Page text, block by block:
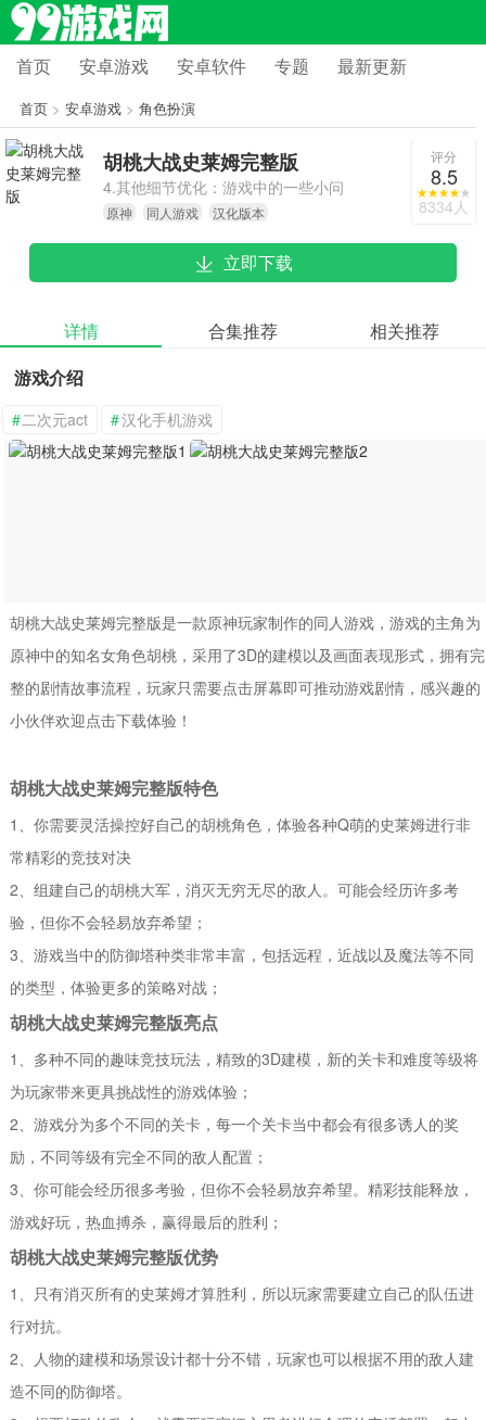
首页 安卓游戏 安卓软件 专题 最新更新
首页> 安卓游戏> 角色扮演
胡桃大战史莱姆完整版
4.其他细节优化：游戏中的一些小问
题和漏洞将被修复，并进行一些细节
优化，以提高游戏的整体品质。
原神 同人游戏 汉化版本
评分
8.5
8334人
立即下载
详情 合集推荐
相关推荐
游戏介绍
#二次元act #汉化手机游戏
胡桃大战史莱姆完整版是一款原神玩家制作的同人游戏，游戏的主角为
原神中的知名女角色胡桃，采用了3D的建模以及画面表现形式，拥有完
整的剧情故事流程，玩家只需要点击屏幕即可推动游戏剧情，感兴趣的
小伙伴欢迎点击下载体验！
胡桃大战史莱姆完整版特色
1、你需要灵活操控好自己的胡桃角色，体验各种Q萌的史莱姆进行非
常精彩的竞技对决
2、组建自己的胡桃大军，消灭无穷无尽的敌人。可能会经历许多考
验，但你不会轻易放弃希望；
3、游戏当中的防御塔种类非常丰富，包括远程，近战以及魔法等不同
的类型，体验更多的策略对战；
胡桃大战史莱姆完整版亮点
1、多种不同的趣味竞技玩法，精致的3D建模，新的关卡和难度等级将
为玩家带来更具挑战性的游戏体验；
2、游戏分为多个不同的关卡，每一个关卡当中都会有很多诱人的奖
励，不同等级有完全不同的敌人配置；
3、你可能会经历很多考验，但你不会轻易放弃希望。精彩技能释放，
游戏好玩，热血搏杀，赢得最后的胜利；
胡桃大战史莱姆完整版优势
1、只有消灭所有的史莱姆才算胜利，所以玩家需要建立自己的队伍进
行对抗。
2、人物的建模和场景设计都十分不错，玩家也可以根据不用的敌人建
造不同的防御塔。